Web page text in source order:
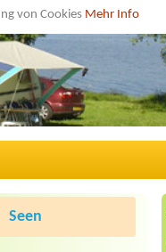
von Cookies Mehr Info
Seen